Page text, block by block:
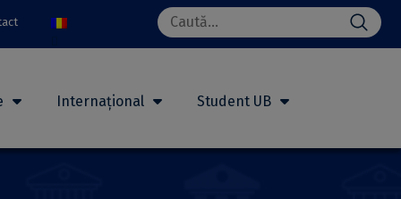
Search
for:
Internațional Student UB